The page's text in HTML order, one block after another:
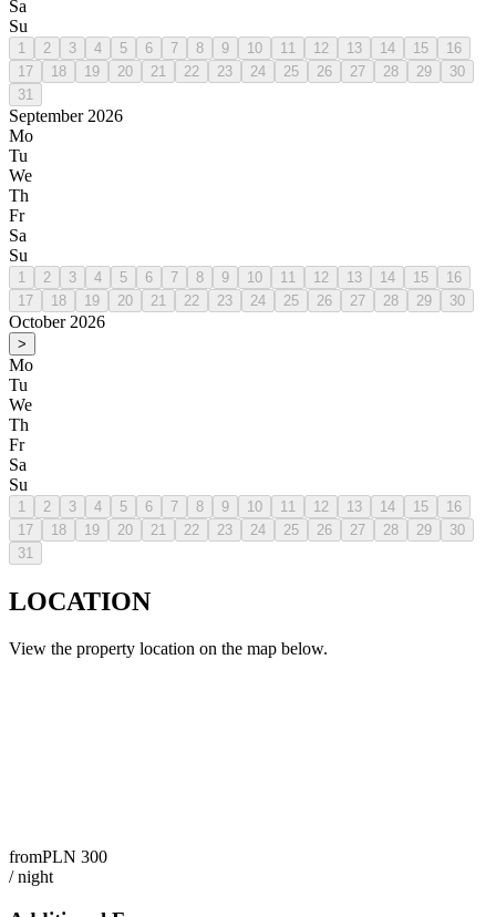
Sa
Su
1 2 3 4 5 6 7 8 9 10 11 12 13 14 15
16
17
18 19 20 21 22 23 24 25 26 27 28 29
30
31
September 2026
Mo
Tu
We
Th
Fr
Sa
Su
1 2 3 4 5 6 7 8 9 10 11 12 13 14 15
16
17
18 19 20 21 22 23 24 25 26 27 28 29 30
October 2026
>
Mo
Tu
We
Th
Fr
Sa
Su
1 2 3 4 5 6 7 8 9 10 11 12 13 14 15
16
17
18 19 20 21 22 23 24 25 26 27 28 29
30
31
LOCATION
View the property location on the map below.
fromPLN 300
/night